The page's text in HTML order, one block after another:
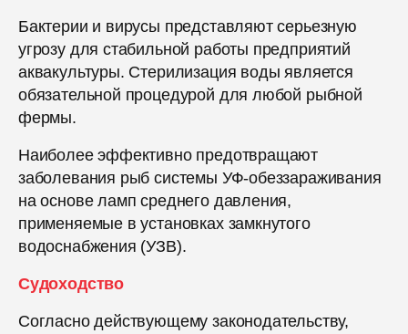
Бактерии и вирусы представляют серьезную
угрозу для стабильной работы предприятий
аквакультуры. Стерилизация воды является
обязательной процедурой для любой рыбной
фермы.
Наиболее эффективно предотвращают
заболевания рыб системы УФ-обеззараживания
на основе ламп среднего давления,
применяемые в установках замкнутого
водоснабжения (УЗВ).
Судоходство
Согласно действующему законодательству,